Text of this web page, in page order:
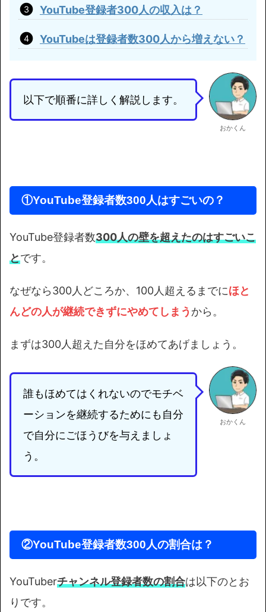
YouTube登録者300人の収入は？
YouTubeは登録者数300人から増えない？
以下で順番に詳しく解説します。
おかくん
①YouTube登録者数300人はすごいの？
YouTube登録者数300人の壁を超えたのはすごいこ
とです。
なぜなら300人どころか、100人超えるまでにほと
んどの人が継続できずにやめてしまう から。
まずは300人超えた自分をほめてあげましょう。
誰もほめてはくれないのでモチベ
ーションを継続するためにも自分
で自分にごほうびを与えましょ
う。
おかくん
②YouTube登録者数300人の割合は？
YouTuberチャンネル登録者数の割合は以下のとお
りです。